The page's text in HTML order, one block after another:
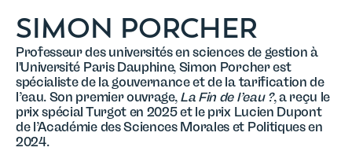
SIMON PORCHER
Professeur des universités en sciences de gestion à
l'Université Paris Dauphine, Simon Porcher est
spécialiste de la gouvernance et de la tarification de
l’eau. Son premier ouvrage, La Fin de l’eau ?, a reçu le
prix spécial Turgot en 2025 et le prix Lucien Dupont
de l’Académie des Sciences Morales et Politiques en
2024.